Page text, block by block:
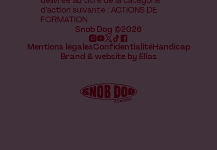
d’action suivante : ACTIONS DE
FORMATION
Snob Dog ©2026
Mentions légalesConfidentialitéHandicap
Brand & website by Elias